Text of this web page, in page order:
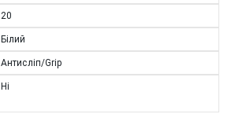
20
Білий
Антисліп/Grip
Ні